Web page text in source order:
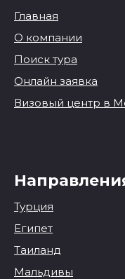
Главная
О компании
Поиск тура
Онлайн заявка
Визовый центр в
Турция
Египет
Таиланд
Мальдивы